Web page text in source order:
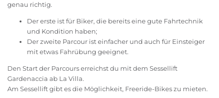
genau richtig.
Der erste ist für Biker, die bereits eine gute Fahrtechnik
und Kondition haben;
Der zweite Parcour ist einfacher und auch für Einsteiger
mit etwas Fahrübung geeignet.
Den Start der Parcours erreichst du mit dem Sessellift
Gardenaccia ab La Villa.
Am Sessellift gibt es die Möglichkeit, Freeride-Bikes zu mieten.